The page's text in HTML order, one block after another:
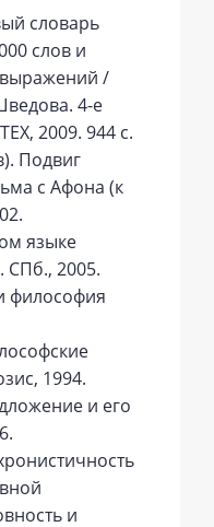
словарь
слов и
/
4-е
2009. 944 с.
Подвиг
с Афона (к
языке
СПб., 2005.
философия
1994.
и его
и